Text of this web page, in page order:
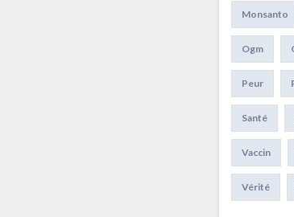
Monsanto
Ogm
Peur
Santé
Vaccin
Vérité